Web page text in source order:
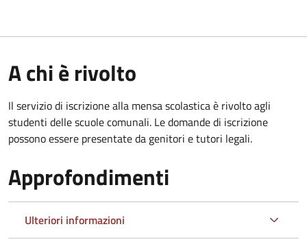
A chi è rivolto
Il servizio di iscrizione alla mensa scolastica è rivolto agli
studenti delle scuole comunali. Le domande di iscrizione
possono essere presentate da genitori e tutori legali.
Approfondimenti
Ulteriori informazioni